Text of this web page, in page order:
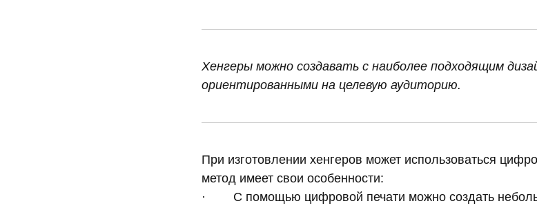
Хенгеры можно создавать с наиболее подходящим
ориентированными на целевую аудиторию.
При изготовлении хенгеров может использоваться
метод имеет свои особенности:
· С помощью цифровой печати можно создать